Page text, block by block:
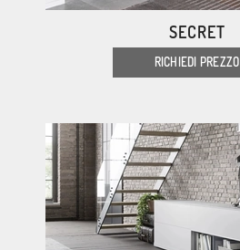
SECRET
RICHIEDI PREZZO